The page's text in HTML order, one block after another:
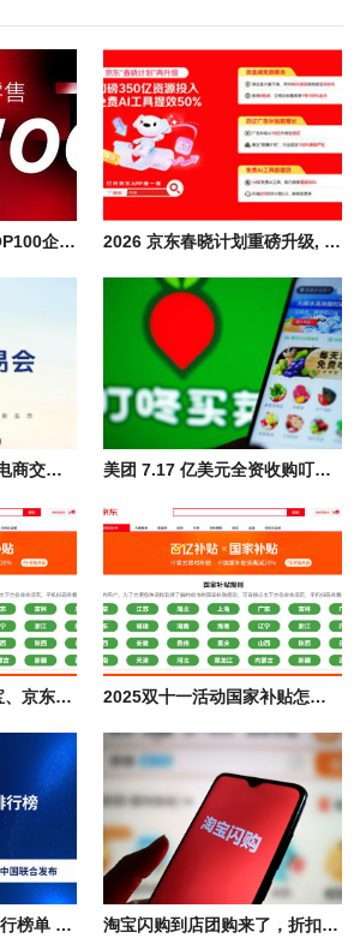
2026中国网络零售TOP100企业排行榜单, 京东/阿里/美的/沃尔玛领衔千亿阵营 2026 京东春晓计划重磅升级, 350 亿资源加码中小商家扶持
2026年中国福州跨境电商交易会，电商货源供应展览大会开启出海新篇 美团 7.17 亿美元全资收购叮咚买菜中国业务，重塑即时生鲜电商零售格局
2025 双十一天猫/淘宝、京东、拼多多、抖音商城平台活动及政府补贴汇总 2025双十一活动国家补贴怎么领取，京东、天猫 / 淘宝及拼多多参与指南
2025 中国网络零售排行榜单 TOP100 百强企业名单，2.17 万亿电商市场分析 淘宝闪购到店团购来了，折扣显著，上海、深圳、嘉兴先享